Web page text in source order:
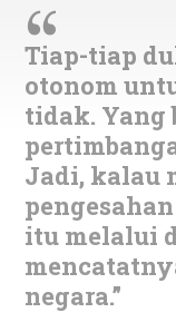
Tiap-tiap
otonom
tidak. Yang
Jadi, kalau
itu melalui
negara.”